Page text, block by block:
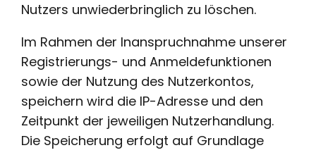
Nutzers unwiederbringlich zu löschen.
Im Rahmen der Inanspruchnahme unserer
Registrierungs- und Anmeldefunktionen
sowie der Nutzung des Nutzerkontos,
speichern wird die IP-Adresse und den
Zeitpunkt der jeweiligen Nutzerhandlung.
Die Speicherung erfolgt auf Grundlage